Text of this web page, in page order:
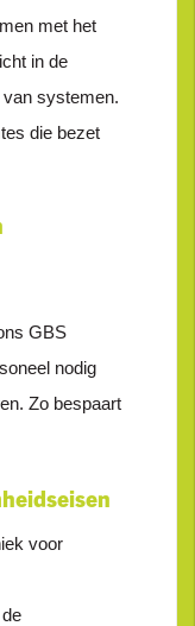
met het
in de
systemen.
die bezet
GBS
nodig
Zo bespaart
voor